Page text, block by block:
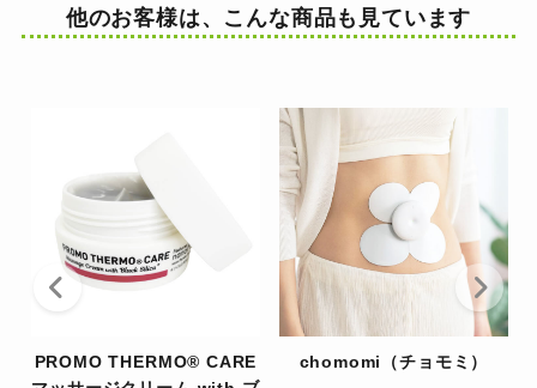
他のお客様は、こんな商品も見ています
PROMO THERMO® CARE
chomomi（チョモミ）